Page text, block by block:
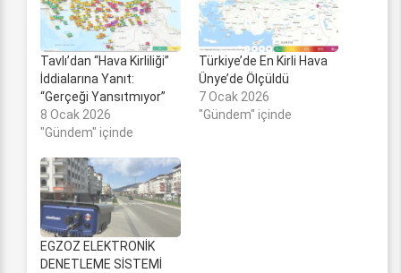
Tavlı’dan “Hava Kirliliği”
İddialarına Yanıt:
“Gerçeği Yansıtmıyor”
8 Ocak 2026
"Gündem" içinde
Türkiye’de En Kirli Hava
Ünye’de Ölçüldü
7 Ocak 2026
"Gündem" içinde
EGZOZ ELEKTRONİK
DENETLEME SİSTEMİ